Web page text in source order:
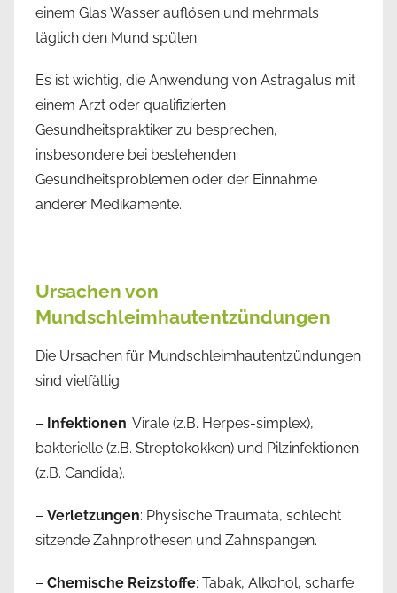
einem Glas Wasser auflösen und mehrmals
täglich den Mund spülen.
Es ist wichtig, die Anwendung von Astragalus mit
einem Arzt oder qualifizierten
Gesundheitspraktiker zu besprechen,
insbesondere bei bestehenden
Gesundheitsproblemen oder der Einnahme
anderer Medikamente.
Ursachen von
Mundschleimhautentzündungen
Die Ursachen für Mundschleimhautentzündungen
sind vielfältig:
– Infektionen: Virale (z.B. Herpes-simplex),
bakterielle (z.B. Streptokokken) und Pilzinfektionen
(z.B. Candida).
– Verletzungen: Physische Traumata, schlecht
sitzende Zahnprothesen und Zahnspangen.
– Chemische Reizstoffe: Tabak, Alkohol, scharfe